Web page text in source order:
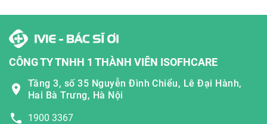
CÔNG TY TNHH 1 THÀNH VIÊN ISOFHCARE
Tầng 3, số 35 Nguyễn Đình Chiểu, Lê Đại Hành,
Hai Bà Trưng, Hà Nội
1900 3367